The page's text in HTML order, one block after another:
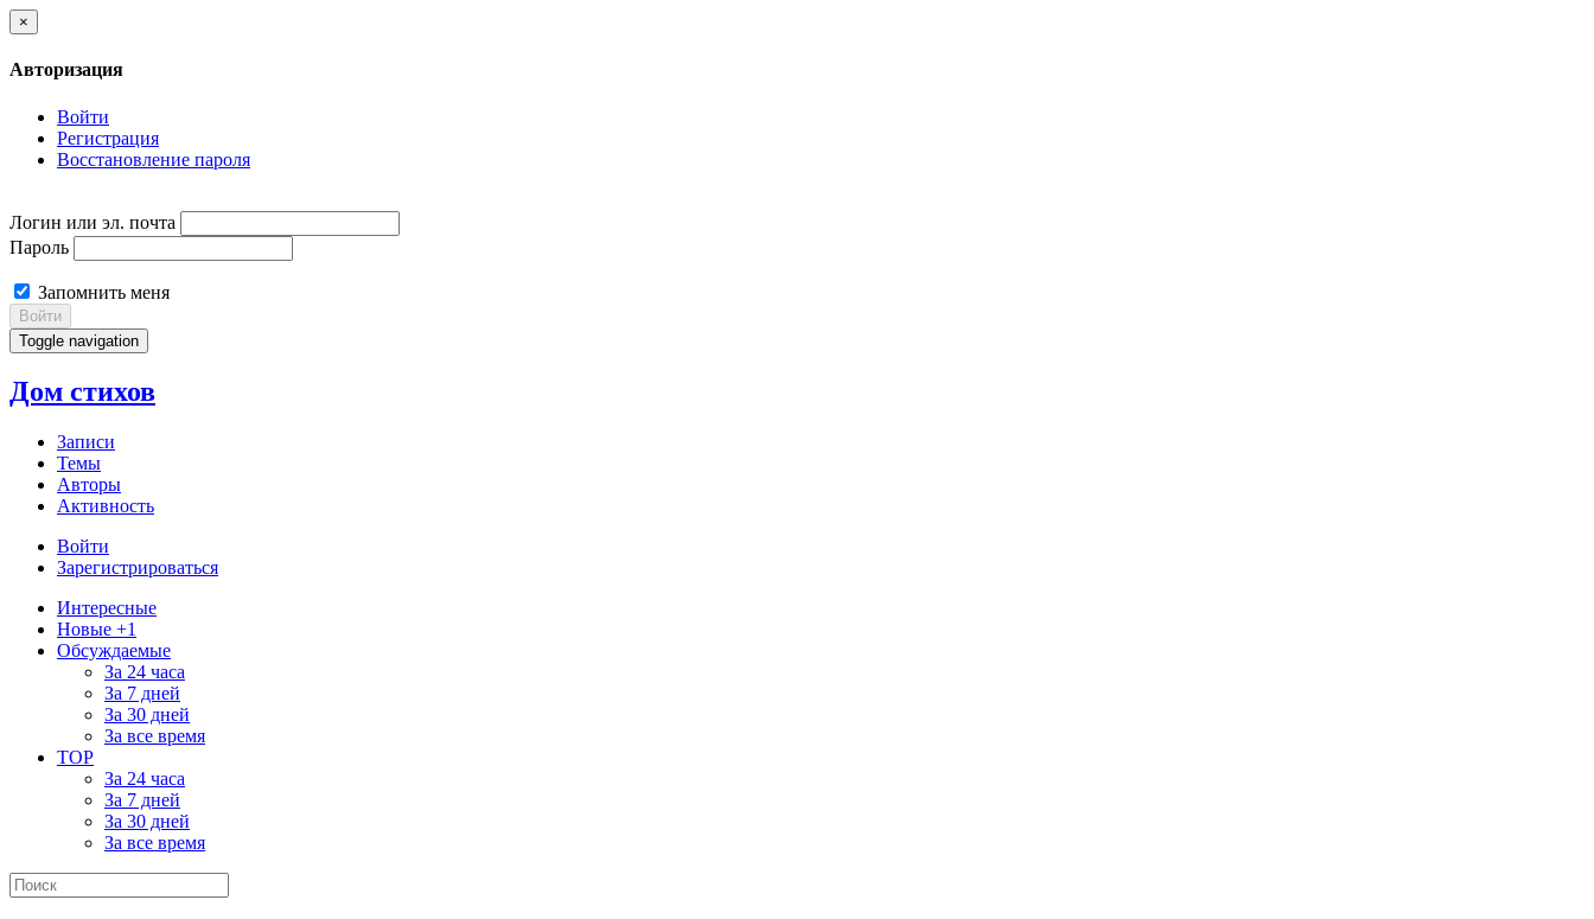
×
Авторизация
Войти
Регистрация
Восстановление пароля
Логин или эл. почта
Пароль
Запомнить меня
Войти
Toggle navigation
Дом стихов
Записи
Темы
Авторы
Активность
Войти
Зарегистрироваться
Интересные
Новые +1
Обсуждаемые
За 24 часа
За 7 дней
За 30 дней
За все время
TOP
За 24 часа
За 7 дней
За 30 дней
За все время